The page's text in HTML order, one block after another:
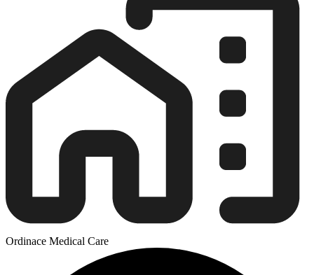
Ordinace Medical Care